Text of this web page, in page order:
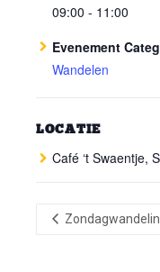
09:00 - 11:00
Evenement
Wandelen
LOCATIE
Café ‘t Swaentje,